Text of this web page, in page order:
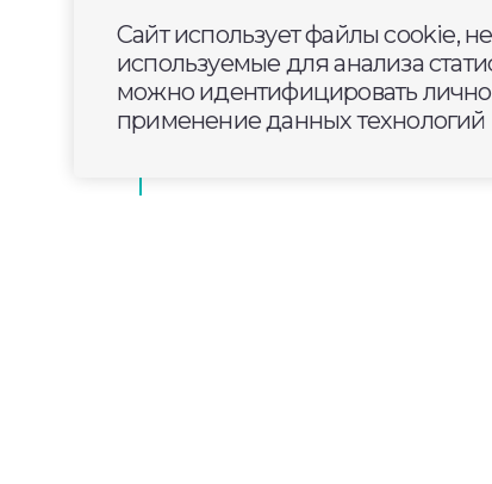
К началу отопительного
планируют привести в
17 километров сетей
Сайт использует файлы cookie,
используемые для анализа
можно идентифицировать
применение данных технологий